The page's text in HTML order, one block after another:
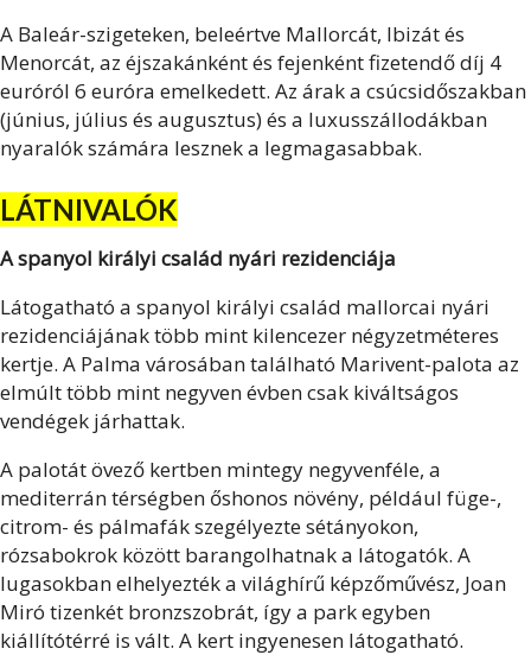
A Baleár-szigeteken, beleértve Mallorcát, Ibizát és
Menorcát, az éjszakánként és fejenként fizetendő díj 4
euróról 6 euróra emelkedett. Az árak a csúcsidőszakban
(június, július és augusztus) és a luxusszállodákban
nyaralók számára lesznek a legmagasabbak.
LÁTNIVALÓK
A spanyol királyi család nyári rezidenciája
Látogatható a spanyol királyi család mallorcai nyári
rezidenciájának több mint kilencezer négyzetméteres
kertje. A Palma városában található Marivent-palota az
elmúlt több mint negyven évben csak kiváltságos
vendégek járhattak.
A palotát övező kertben mintegy negyvenféle, a
mediterrán térségben őshonos növény, például füge-,
citrom- és pálmafák szegélyezte sétányokon,
rózsabokrok között barangolhatnak a látogatók. A
lugasokban elhelyezték a világhírű képzőművész, Joan
Miró tizenkét bronzszobrát, így a park egyben
kiállítótérré is vált. A kert ingyenesen látogatható.